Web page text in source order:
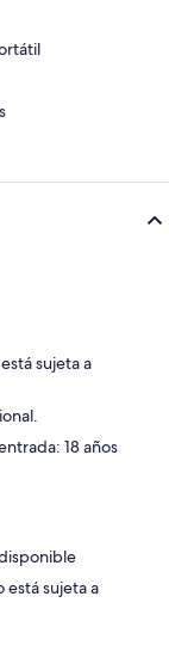
sujeta a
18 años
está sujeta a